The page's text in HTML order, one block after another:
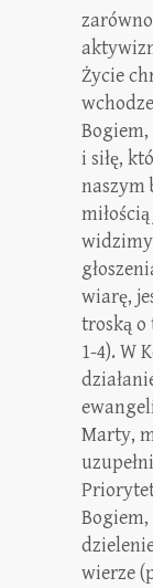
Życie
Bogiem,
i siłę,
naszym
wiarę,
troską o
1-4). W
Marty,
wierze